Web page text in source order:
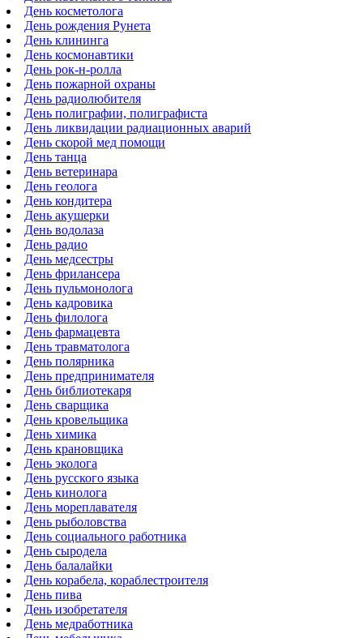
День косметолога
День рождения Рунета
День клининга
День космонавтики
День рок-н-ролла
День пожарной охраны
День радиолюбителя
День полиграфии, полиграфиста
День ликвидации радиационных аварий
День скорой мед помощи
День танца
День ветеринара
День геолога
День кондитера
День акушерки
День водолаза
День радио
День медсестры
День фрилансера
День пульмонолога
День кадровика
День филолога
День фармацевта
День травматолога
День полярника
День предпринимателя
День библиотекаря
День сварщика
День кровельщика
День химика
День крановщика
День эколога
День русского языка
День кинолога
День мореплавателя
День рыболовства
День социального работника
День сыродела
День балалайки
День корабела, кораблестроителя
День пива
День изобретателя
День медработника